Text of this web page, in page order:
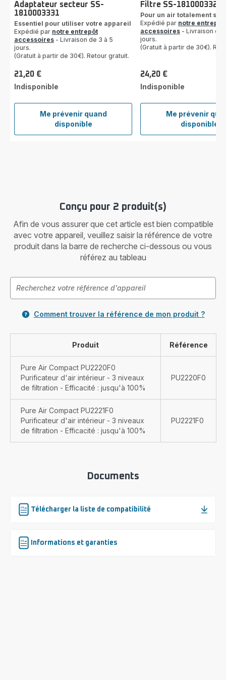
Me prévenir quand
disponibleAdaptateur
secteur
Adaptateur secteur SS-
1810003331
Essentiel pour utiliser votre appareil
Expédié par notre entrepôt
accessoires - Livraison de 3 à 5
jours.
(Gratuit à partir de 30€). Retour gratuit.
Prix
21,20 €
Indisponible
Me prévenir
disponible
Filtre
SS-
Filtre SS-1810003325
Pour un air totalement sain
Expédié par notre entrepôt
accessoires - Livraison de
jours.
(Gratuit à partir de 30€).
Prix
24,20 €
Indisponible
Conçu pour 2 produit(s)
Afin de vous assurer que cet article est bien compatible
avec votre appareil, veuillez saisir la référence de votre
produit dans la barre de recherche ci-dessous ou vous
référez au tableau
Comment trouver la référence de mon produit ?
Produit Référence
Pure Air Compact PU2220F0
Purificateur d'air intérieur - 3 niveaux
de filtration - Efficacité : jusqu'à 100%
PU2220F0
Pure Air Compact PU2221F0
Purificateur d'air intérieur - 3 niveaux
de filtration - Efficacité : jusqu'à 100%
PU2221F0
Documents
Télécharger la liste de compatibilité
Informations et garanties